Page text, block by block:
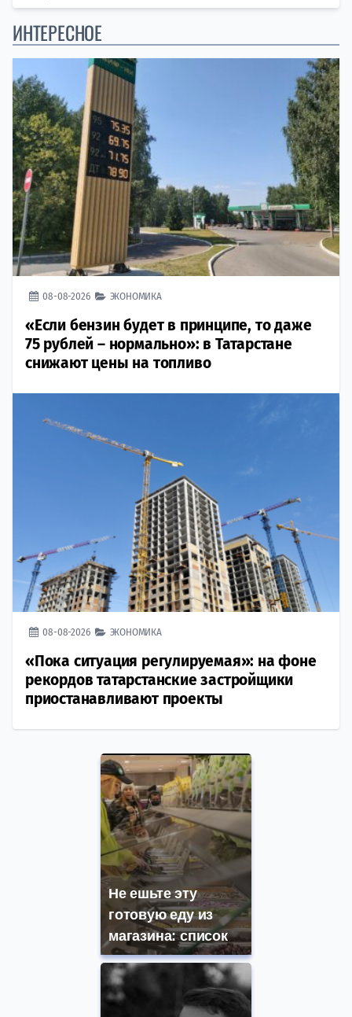
ИНТЕРЕСНОЕ
08-08-2026 ЭКОНОМИКА
«Если бензин будет в принципе, то даже
75 рублей – нормально»: в Татарстане
снижают цены на топливо
08-08-2026 ЭКОНОМИКА
«Пока ситуация регулируемая»: на фоне
рекордов татарстанские застройщики
приостанавливают проекты
Не ешьте эту
готовую еду из
магазина: список